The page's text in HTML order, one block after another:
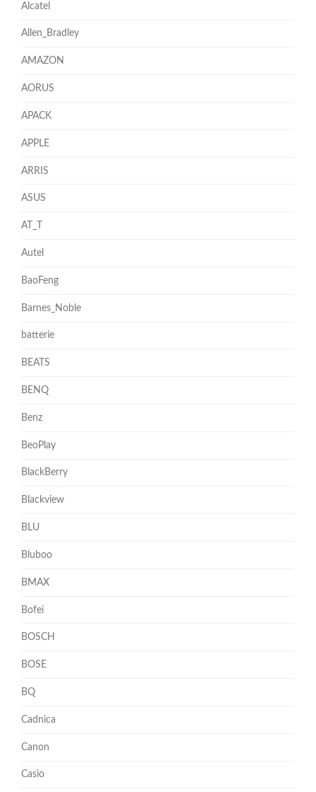
Alcatel
Allen_Bradley
AMAZON
AORUS
APACK
APPLE
ARRIS
ASUS
AT_T
Autel
BaoFeng
Barnes_Noble
batterie
BEATS
BENQ
Benz
BeoPlay
BlackBerry
Blackview
BLU
Bluboo
BMAX
Bofei
BOSCH
BOSE
BQ
Cadnica
Canon
Casio